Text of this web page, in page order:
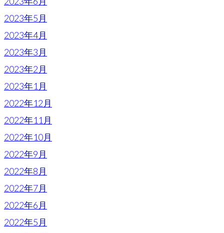
2023年5月
2023年4月
2023年3月
2023年2月
2023年1月
2022年12月
2022年11月
2022年10月
2022年9月
2022年8月
2022年7月
2022年6月
2022年5月